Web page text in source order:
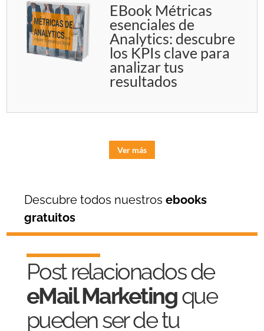
EBook Métricas
esenciales de
Analytics: descubre
los KPIs clave para
analizar tus
resultados
Ver más
Descubre todos nuestrosebooks
gratuitos
Post relacionados de
eMail Marketingque
pueden ser de tu